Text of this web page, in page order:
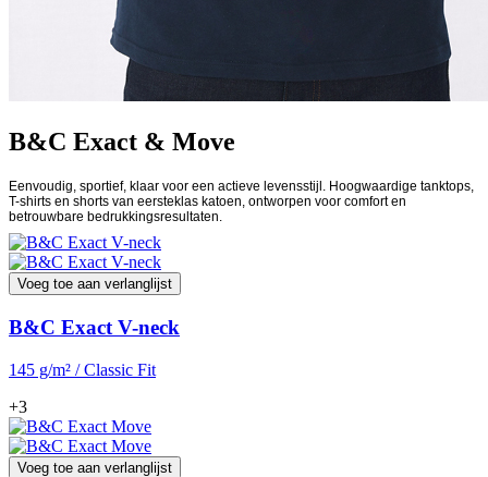
B&C Exact & Move
Eenvoudig, sportief, klaar voor een actieve levensstijl. Hoogwaardige tanktops,
T-shirts en shorts van eersteklas katoen, ontworpen voor comfort en
betrouwbare bedrukkingsresultaten.
Voeg toe aan verlanglijst
B&C Exact V-neck
145 g/m² / Classic Fit
+3
Voeg toe aan verlanglijst